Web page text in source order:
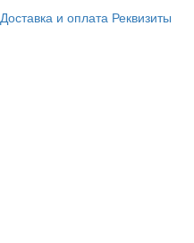
Доставка и оплата Реквизиты